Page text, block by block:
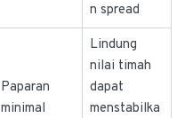
n spread
Paparan
minimal
Lindung
nilai timah
dapat
menstabilka